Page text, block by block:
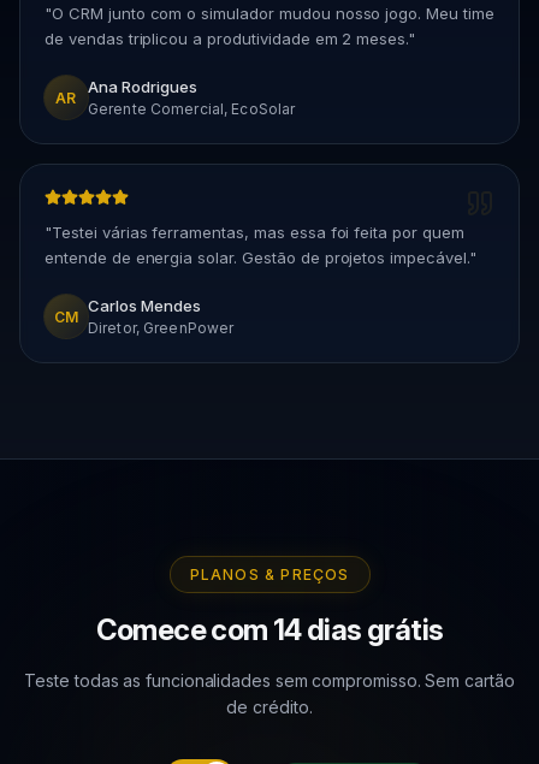
"O CRM junto com o simulador mudou nosso jogo. Meu time
de vendas triplicou a produtividade em 2 meses."
AR
Ana Rodrigues
Gerente Comercial, EcoSolar
"Testei várias ferramentas, mas essa foi feita por quem
entende de energia solar. Gestão de projetos impecável."
CM
Carlos Mendes
Diretor, GreenPower
PLANOS & PREÇOS
Comece com 14 dias grátis
Teste todas as funcionalidades sem compromisso. Sem cartão
de crédito.